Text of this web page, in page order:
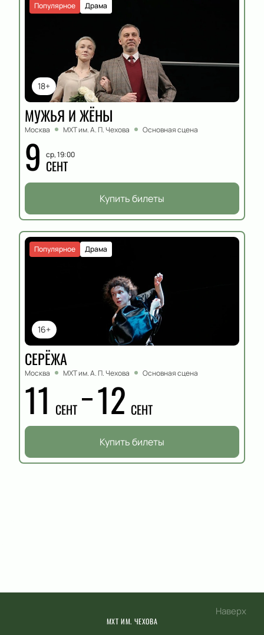
18+
Драма
Популярное
МУЖЬЯ И ЖЁНЫ
Москва МХТ им. А. П. Чехова Основная сцена
9 ср, 19:00
СЕНТ
Купить билеты
16+
Драма
Популярное
СЕРЁЖА
Москва МХТ им. А. П. Чехова Основная сцена
11 СЕНТ 12 СЕНТ
Купить билеты
Наверх
МХТ ИМ. ЧЕХОВА